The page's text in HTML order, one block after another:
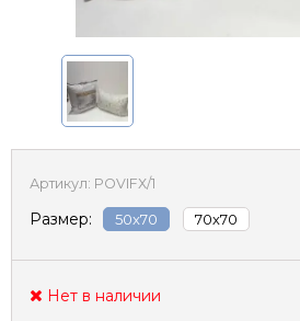
Артикул: POVIFХ/1
Размер: 50x70 70х70
Нет в наличии